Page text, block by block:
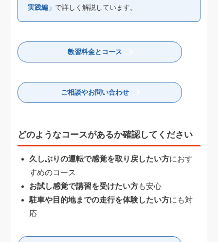
実践編」 で詳しく解説しています。
教習料金とコース
ご相談やお問い合わせ
どのようなコースがあるか確認してください
久しぶりの運転で感覚を取り戻したい方におす
すめのコース
お試し感覚で講習を受けたい方も安心
駐車や目的地までの走行を体験したい方にも対
応